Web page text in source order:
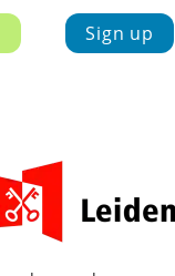
Sign up